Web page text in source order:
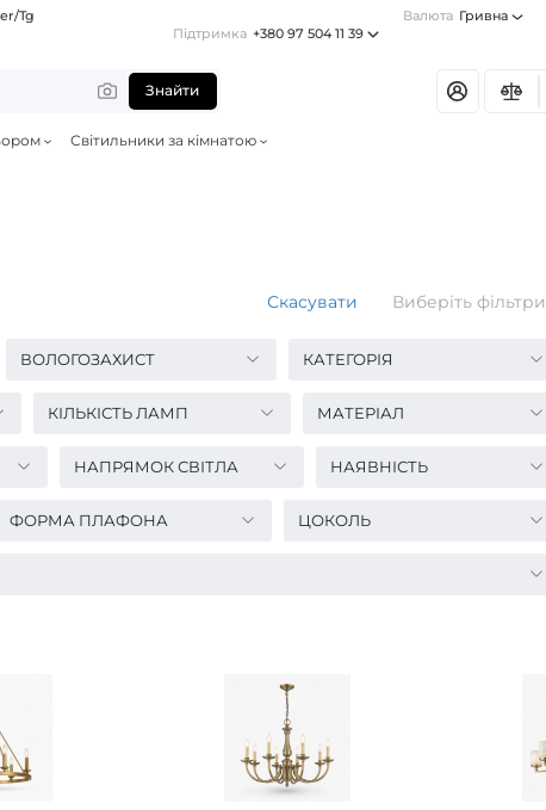
Tg
Підтримка +380 97 504 11 39
Валюта Гривна
Знайти
Світильники за кімнатою
Скасувати Виберіть фільтри
ВОЛОГОЗАХИСТ КАТЕГОРІЯ
КІЛЬКІСТЬ ЛАМП МАТЕРІАЛ
НАПРЯМОК СВІТЛА НАЯВНІСТЬ
ФОРМА ПЛАФОНА ЦОКОЛЬ